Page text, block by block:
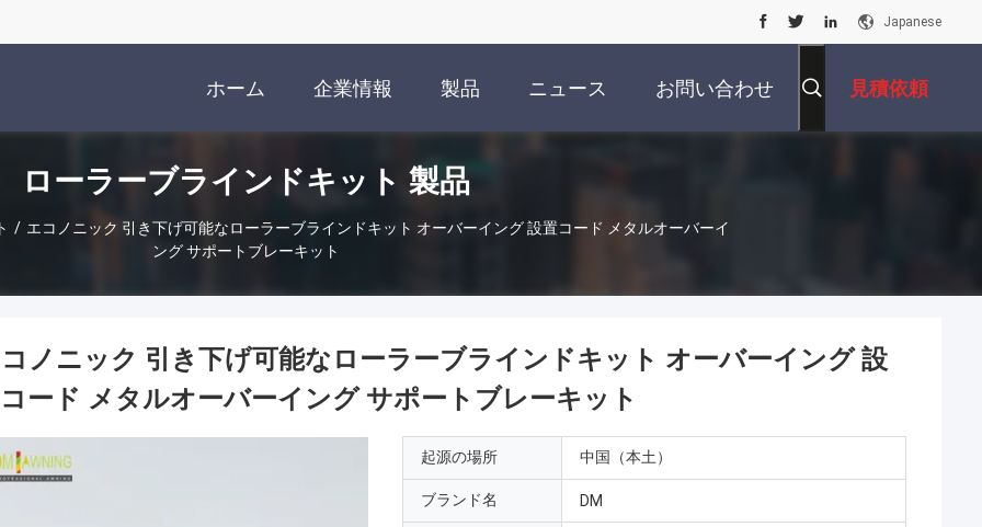
Japanese
ホーム 企業情報 製品 ニュース お問い合わせ 見積依頼
ローラーブラインドキット 製品
/ エコノニック 引き下げ可能なローラーブラインドキット オーバーイング 設置コード メタルオーバーイ
ング サポートブレーキット
ノニック 引き下げ可能なローラーブラインドキット オーバーイング 設
ード メタルオーバーイング サポートブレーキット
起源の場所 中国（本土）
ブランド名 DM